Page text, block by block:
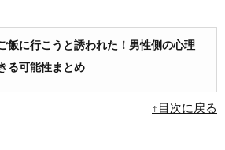
飯に行こうと誘われた！男性側の心理
る可能性まとめ
↑目次に戻る